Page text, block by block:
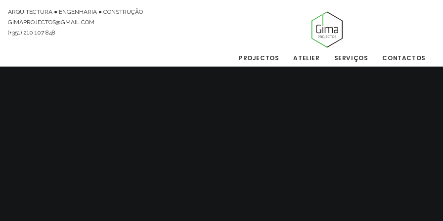
ARQUITECTURA ● ENGENHARIA ● CONSTRUÇÃO
GIMAPROJECTOS@GMAIL.COM
(+351) 210 107 848
PROJECTOS ATELIER SERVIÇOS CONTACTOS